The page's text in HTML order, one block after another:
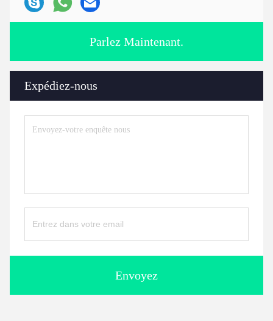
Parlez Maintenant.
Expédiez-nous
Envoyez